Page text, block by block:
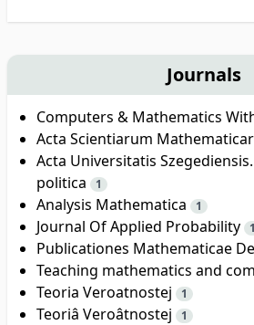
Journals
Computers & Mathematics
Acta Scientiarum
Acta Universitatis
politica
1
Analysis Mathematica 1
Journal Of Applied Probability 1
Publicationes Mathematicae
Teaching mathematics and
Teoria Veroatnostej 1
Teoriâ Veroâtnostej 1